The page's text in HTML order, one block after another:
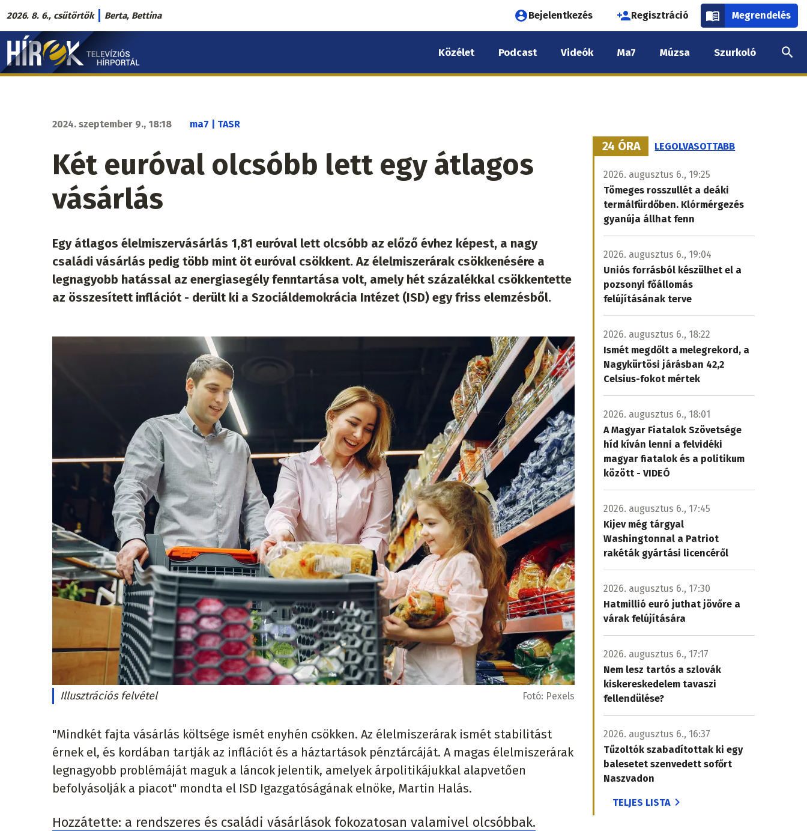
Ugrás
a
tartalomra
2026. 8. 6., csütörtök Berta, Bettina
Felhasználói
fiók
menüje
Bejelentkezés Regisztráció Megrendelés
Hírek.sk
fő
Közélet Podcast Videók Ma7 Múzsa Szurkoló
2024. szeptember 9., 18:18 ma7 | TASR
Két euróval olcsóbb lett egy átlagos
vásárlás
Egy átlagos élelmiszervásárlás 1,81 euróval lett olcsóbb az előző évhez képest, a nagy
családi vásárlás pedig több mint öt euróval csökkent. Az élelmiszerárak csökkenésére a
legnagyobb hatással az energiasegély fenntartása volt, amely hét százalékkal csökkentette
az összesített inflációt - derült ki a Szociáldemokrácia Intézet (ISD) egy friss elemzésből.
Illusztrációs felvétel Fotó: Pexels
"Mindkét fajta vásárlás költsége ismét enyhén csökken. Az élelmiszerárak ismét stabilitást
érnek el, és kordában tartják az inflációt és a háztartások pénztárcáját. A magas élelmiszerárak
legnagyobb problémáját maguk a láncok jelentik, amelyek árpolitikájukkal alapvetően
befolyásolják a piacot" mondta el ISD Igazgatóságának elnöke, Martin Halás.
Hozzátette: a rendszeres és családi vásárlások fokozatosan valamivel olcsóbbak.
24 ÓRA LEGOLVASOTTABB
2026. augusztus 6., 19:25
Tömeges rosszullét a deáki
termálfürdőben. Klórmérgezés
gyanúja állhat fenn
2026. augusztus 6., 19:04
Uniós forrásból készülhet el a
pozsonyi főállomás
felújításának terve
2026. augusztus 6., 18:22
Ismét megdőlt a melegrekord, a
Nagykürtösi járásban 42,2
Celsius-fokot mértek
2026. augusztus 6., 18:01
A Magyar Fiatalok Szövetsége
híd kíván lenni a felvidéki
magyar fiatalok és a politikum
között - VIDEÓ
2026. augusztus 6., 17:45
Kijev még tárgyal
Washingtonnal a Patriot
rakéták gyártási licencéről
2026. augusztus 6., 17:30
Hatmillió euró juthat jövőre a
várak felújítására
2026. augusztus 6., 17:17
Nem lesz tartós a szlovák
kiskereskedelem tavaszi
fellendülése?
2026. augusztus 6., 16:37
Tűzoltók szabadítottak ki egy
balesetet szenvedett sofőrt
Naszvadon
TELJES LISTA